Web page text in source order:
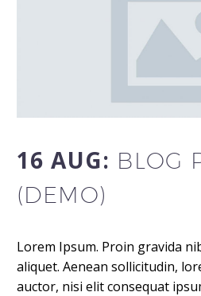
16 AUG: BLOG
(DEMO)
Lorem Ipsum. Proin gravida
aliquet. Aenean sollicitudin,
auctor, nisi elit consequat